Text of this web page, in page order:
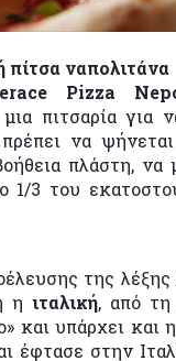
πίτσα ναπολιτάνα
Pizza
πιτσαρία για
να
πλάστη, να
1/3 του
της λέξης
ηιταλική, από τη
και υπάρχει και η
έφτασε στην